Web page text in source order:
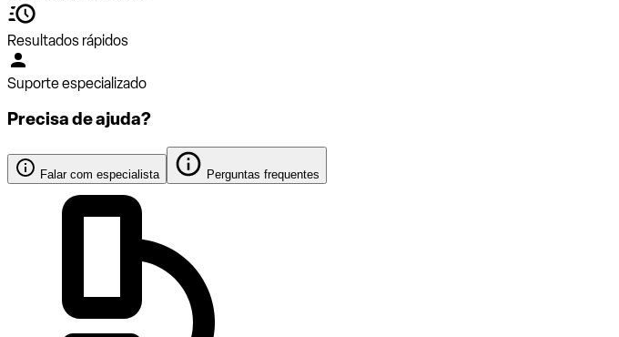
Resultados rápidos
Suporte especializado
Precisa de ajuda?
Falar com especialista Perguntas frequentes